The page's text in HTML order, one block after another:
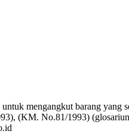
untuk mengangkut barang
(KM. No.81/1993)